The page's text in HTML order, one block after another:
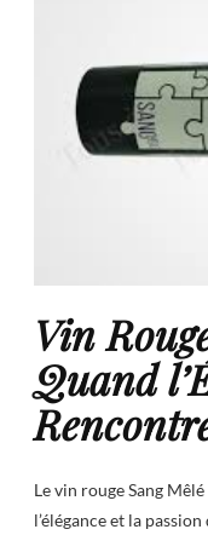
Vin
Quand
Le vin rouge Sang
l’élégance et la